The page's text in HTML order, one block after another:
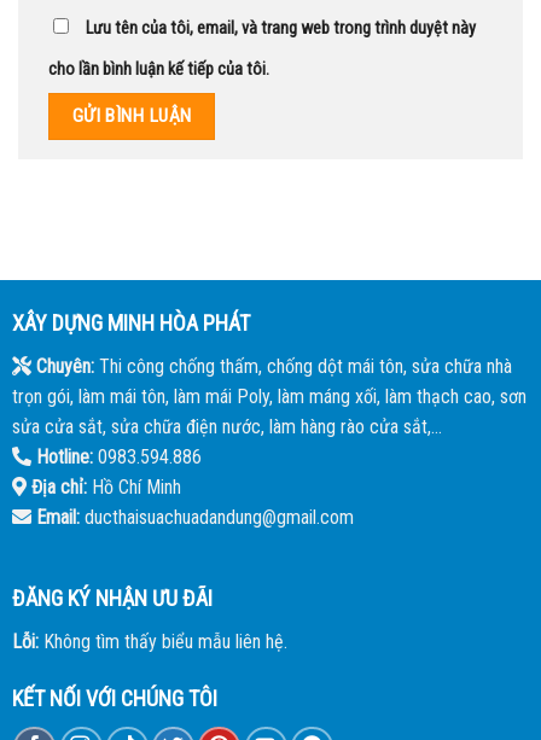
Lưu tên của tôi, email, và trang web trong trình duyệt này
cho lần bình luận kế tiếp của tôi.
XÂY DỰNG MINH HÒA PHÁT
Chuyên:Thi công chống thấm, chống dột mái tôn, sửa chữa nhà
trọn gói, làm mái tôn, làm mái Poly, làm máng xối, làm thạch cao, sơn
sửa cửa sắt, sửa chữa điện nước, làm hàng rào cửa sắt,...
Hotline:0983.594.886
Địa chỉ:Hồ Chí Minh
Email:ducthaisuachuadandung@gmail.com
ĐĂNG KÝ NHẬN ƯU ĐÃI
Lỗi:Không tìm thấy biểu mẫu liên hệ.
KẾT NỐI VỚI CHÚNG TÔI